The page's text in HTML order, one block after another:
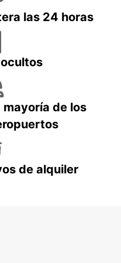
las 24 horas
de los
de alquiler